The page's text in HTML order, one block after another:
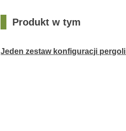
Produkt w tym
Jeden zestaw konfiguracji pergoli